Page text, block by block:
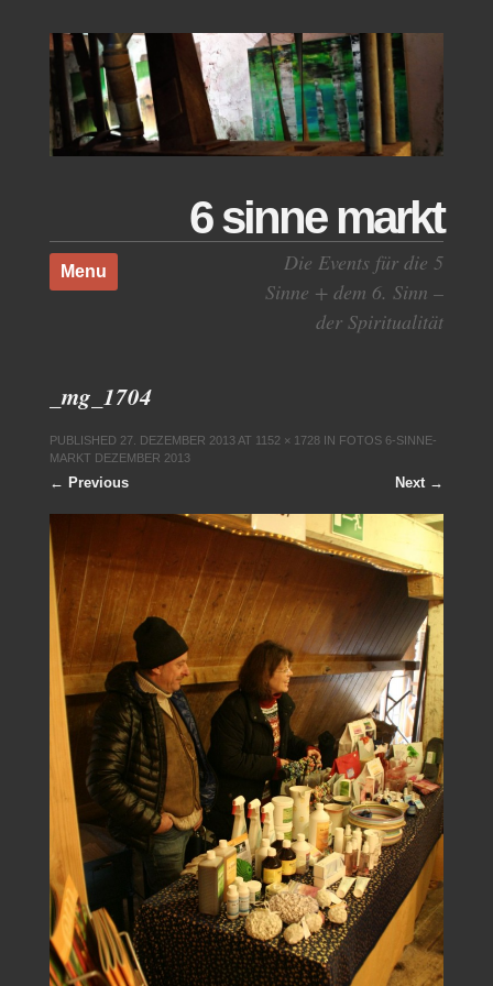
6 sinne markt
Die Events für die 5
Sinne + dem 6. Sinn –
der Spiritualität
Menu
Skip to content
_mg_1704
PUBLISHED 27. DEZEMBER 2013AT 1152 × 1728IN FOTOS 6-SINNE-
MARKT DEZEMBER 2013
← Previous Next →